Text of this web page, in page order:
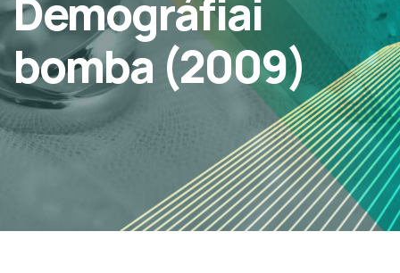
Demográfiai
bomba (2009)